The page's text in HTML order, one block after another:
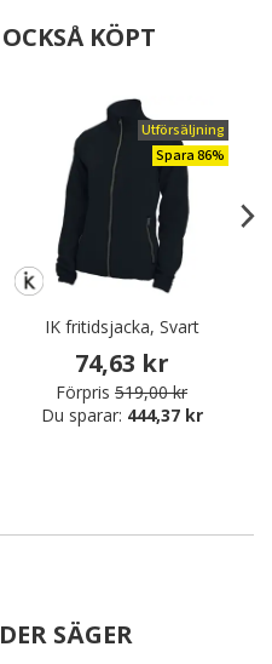
KÖPT
Utförsäljning
Spara 86%
IK fritidsjacka, Svart
74,63 kr
Förpris 519,00 kr
Du sparar: 444,37 kr
SÄGER